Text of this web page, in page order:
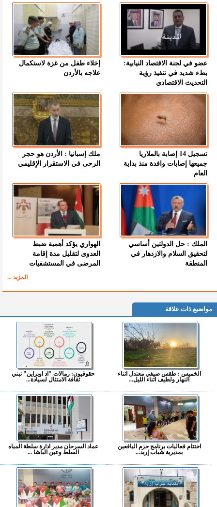
عضو في لجنة الاقتصاد النيابية:
بطء شديد في تنفيذ رؤية
التحديث الاقتصادي
إخلاء طفل من غزة لاستكمال
علاجه بالأردن
تسجيل 14 إصابة بالملاريا
جميعها إصابات وافدة منذ بداية
العام
ملك إسبانيا : الأردن هو حجر
الرحى في الاستقرار الإقليمي
الملك : حل الدولتين أساسي
لتحقيق السلام والازدهار في
المنطقة
الهواري يؤكد أهمية ضبط
العدوى لتقليل مدة إقامة
المرضى في المستشفيات
المزيد ...
مواضيع ذات علاقة
الخميس : طقس صيفي معتدل اثناء
النهار ولطيف اثناء الليل...
حقوقيون: زمالات "اد اوبراين" تبني
ثقافة الامتثال لسيادة...
اختتام فعاليات برنامج حزم اليافعين
بمديرية شباب إربد...
عماد السرحان مدير ادارة سلطة المياه
السلط وعين الباشا ...